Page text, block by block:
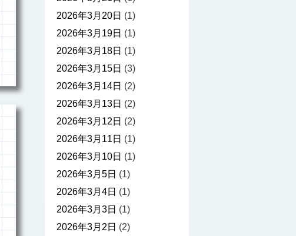
2026年3月20日 (1)
2026年3月19日 (1)
2026年3月18日 (1)
2026年3月15日 (3)
2026年3月14日 (2)
2026年3月13日 (2)
2026年3月12日 (2)
2026年3月11日 (1)
2026年3月10日 (1)
2026年3月5日 (1)
2026年3月4日 (1)
2026年3月3日 (1)
2026年3月2日 (2)